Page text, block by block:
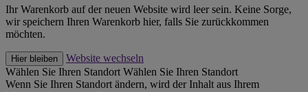
Ihr Warenkorb auf der neuen Website wird leer sein. Keine Sorge,
wir speichern Ihren Warenkorb hier, falls Sie zurückkommen
möchten.
Hier bleiben
Website wechseln
Wählen Sie Ihren Standort Wählen Sie Ihren Standort
Wenn Sie Ihren Standort ändern, wird der Inhalt aus Ihrem